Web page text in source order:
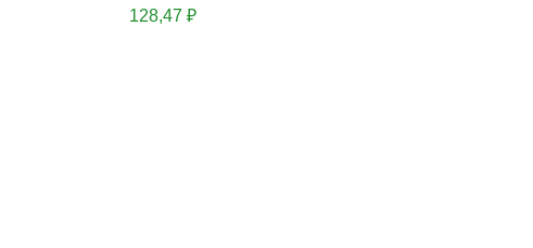
128,47 ₽